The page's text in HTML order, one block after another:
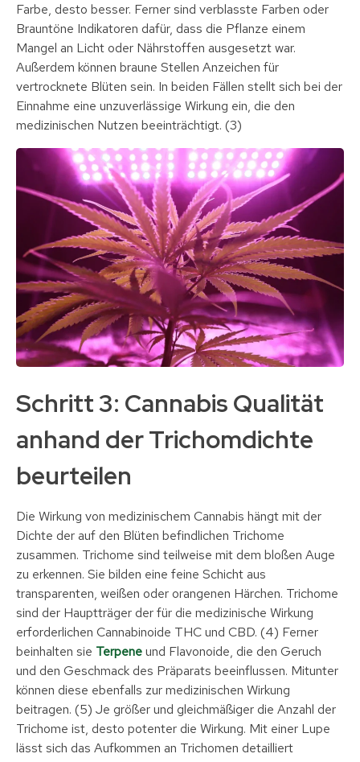
Farbe, desto besser. Ferner sind verblasste Farben oder
Brauntöne Indikatoren dafür, dass die Pflanze einem
Mangel an Licht oder Nährstoffen ausgesetzt war.
Außerdem können braune Stellen Anzeichen für
vertrocknete Blüten sein. In beiden Fällen stellt sich bei der
Einnahme eine unzuverlässige Wirkung ein, die den
medizinischen Nutzen beeinträchtigt. (3)
Schritt 3: Cannabis Qualität
anhand der Trichomdichte
beurteilen
Die Wirkung von medizinischem Cannabis hängt mit der
Dichte der auf den Blüten befindlichen Trichome
zusammen. Trichome sind teilweise mit dem bloßen Auge
zu erkennen. Sie bilden eine feine Schicht aus
transparenten, weißen oder orangenen Härchen. Trichome
sind der Hauptträger der für die medizinische Wirkung
erforderlichen Cannabinoide THC und CBD. (4) Ferner
beinhalten sie Terpeneund Flavonoide, die den Geruch
und den Geschmack des Präparats beeinflussen. Mitunter
können diese ebenfalls zur medizinischen Wirkung
beitragen. (5) Je größer und gleichmäßiger die Anzahl der
Trichome ist, desto potenter die Wirkung. Mit einer Lupe
lässt sich das Aufkommen an Trichomen detailliert